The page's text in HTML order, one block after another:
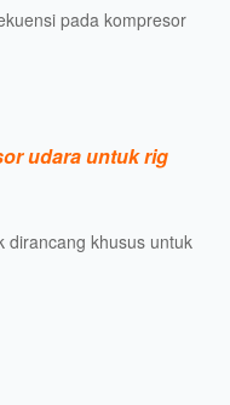
pada kompresor
udara untuk rig
dirancang khusus untuk